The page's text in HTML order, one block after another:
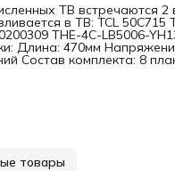
ТВ встречаются 2
в ТВ: TCL
THE-4C-LB5006-
Длина: 470мм
Состав комплекта: 8
товары